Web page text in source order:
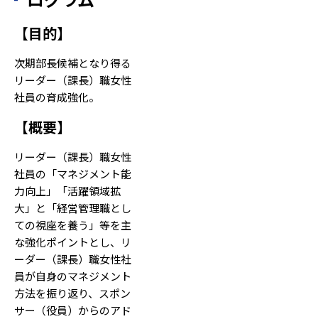
【目的】
次期部長候補となり得る
リーダー（課長）職女性
社員の育成強化。
【概要】
リーダー（課長）職女性
社員の「マネジメント能
力向上」「活躍領域拡
大」と「経営管理職とし
ての視座を養う」等を主
な強化ポイントとし、リ
ーダー（課長）職女性社
員が自身のマネジメント
方法を振り返り、スポン
サー（役員）からのアド